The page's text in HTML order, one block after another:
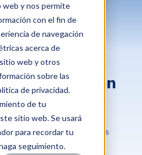
y nos permite
con el fin de
de navegación
acerca de
web y otros
sobre las
de privacidad.
de tu
sitio web. Se usará
para recordar tu
seguimiento.
proceso de
en la gestión
5 minutos Rindegastos